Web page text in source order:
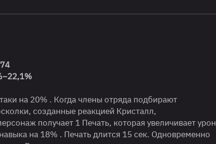
на 20% . Когда члены отряда подбирают
созданные реакцией Кристалл,
получает 1 Печать, которая увеличивает урон
на 18% . Печать длится 15 сек. Одновременно